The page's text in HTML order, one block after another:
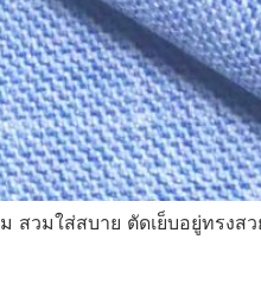
สวมใส่สบาย ตัดเย็บอยู่ทรงสว